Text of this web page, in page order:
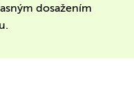
dosažením